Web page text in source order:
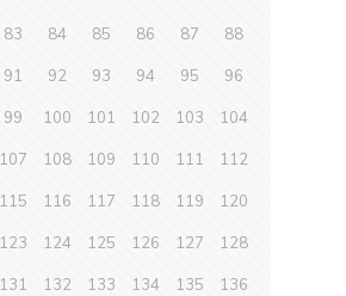
83 84 85 86 87 88
91 92 93 94 95 96
99 100 101 102 103 104
107 108 109 110 111 112
115 116 117 118 119 120
123 124 125 126 127 128
131 132 133 134 135 136